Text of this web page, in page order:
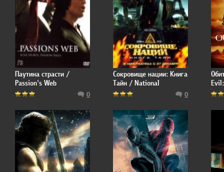
Паутина страсти /
Passion's Web
0
Сокровище нации: Книга
Тайн / National
Treasure: Book of
0